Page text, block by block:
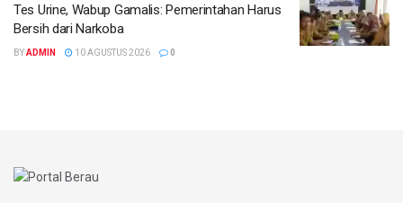
Tes Urine, Wabup Gamalis: Pemerintahan Harus
Bersih dari Narkoba
BYADMIN 10 AGUSTUS 2026 0